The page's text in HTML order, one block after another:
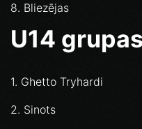
8. Bliezējas
U14
1. Ghetto Tryhardi
2. Sinots